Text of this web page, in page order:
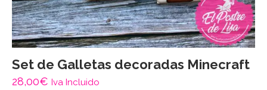
Set de Galletas decoradas Minecraft
28,00€ Iva Incluido